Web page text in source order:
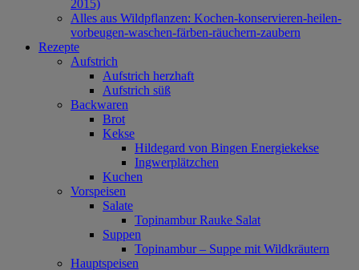
2015)
Alles aus Wildpflanzen: Kochen-konservieren-heilen-
vorbeugen-waschen-färben-räuchern-zaubern
Rezepte
Aufstrich
Aufstrich herzhaft
Aufstrich süß
Backwaren
Brot
Kekse
Hildegard von Bingen Energiekekse
Ingwerplätzchen
Kuchen
Vorspeisen
Salate
Topinambur Rauke Salat
Suppen
Topinambur – Suppe mit Wildkräutern
Hauptspeisen